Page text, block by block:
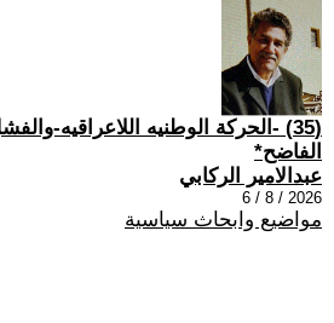
(35) -الحركة الوطنيه اللاعراقيه-
الفاضح*
عبدالامير الركابي
2026 / 8 / 6
مواضيع وابحاث سياسية